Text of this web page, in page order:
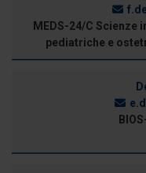
MEDS-24/C
pediatriche e